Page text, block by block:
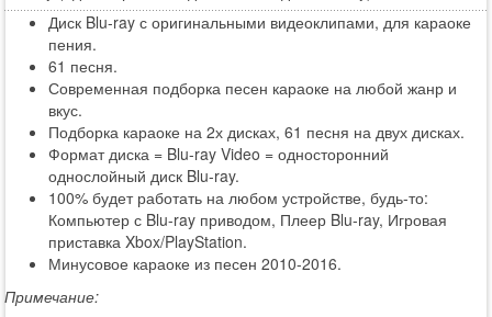
Диск Blu-ray с оригинальными видеоклипами, для караоке
пения.
61 песня.
Современная подборка песен караоке на любой жанр и
вкус.
Подборка караоке на 2х дисках, 61 песня на двух дисках.
Формат диска = Blu-ray Video = односторонний
однослойный диск Blu-ray.
100% будет работать на любом устройстве, будь-то:
Компьютер с Blu-ray приводом, Плеер Blu-ray, Игровая
приставка Xbox/PlayStation.
Минусовое караоке из песен 2010-2016.
Примечание: